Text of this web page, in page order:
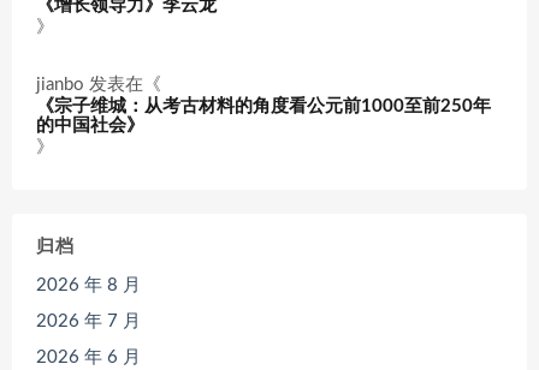
《增长领导力》李云龙
》
jianbo 发表在《
《宗子维城：从考古材料的角度看公元前1000至前250年
的中国社会》
》
归档
2026 年 8 月
2026 年 7 月
2026 年 6 月